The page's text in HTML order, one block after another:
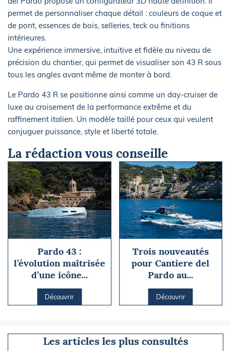
permet de personnaliser chaque détail : couleurs de coque et
de pont, essences de bois, selleries, teck ou finitions
intérieures.
Une expérience immersive, intuitive et fidèle au niveau de
précision du chantier, qui permet de visualiser son 43 R sous
tous les angles avant même de monter à bord.
Le Pardo 43 R se positionne ainsi comme un day-cruiser de
luxe au croisement de la performance extrême et du
raffinement italien. Un modèle taillé pour ceux qui veulent
conjuguer puissance, style et liberté totale.
La rédaction vous conseille
Pardo 43 :
l’évolution maîtrisée
d’une icône...
Découvrir
Trois nouveautés
pour Cantiere del
Pardo au...
Découvrir
Les articles les plus consultés